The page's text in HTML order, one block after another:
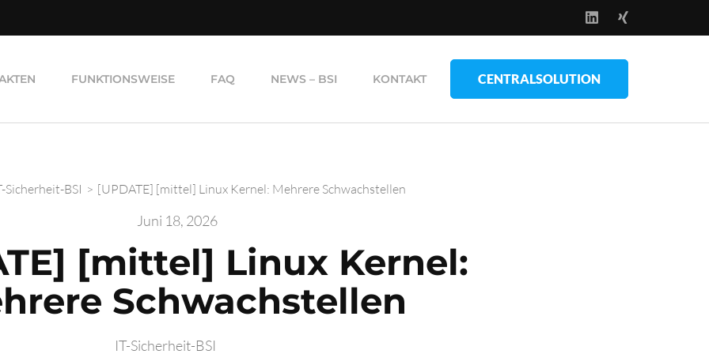
FUNKTIONSWEISE FAQ NEWS – BSI KONTAKT CENTRALSOLUTION
Sicherheit-BSI > [UPDATE] [mittel] Linux Kernel: Mehrere Schwachstellen
Juni 18, 2026
[mittel] Linux Kernel:
Schwachstellen
IT-Sicherheit-BSI